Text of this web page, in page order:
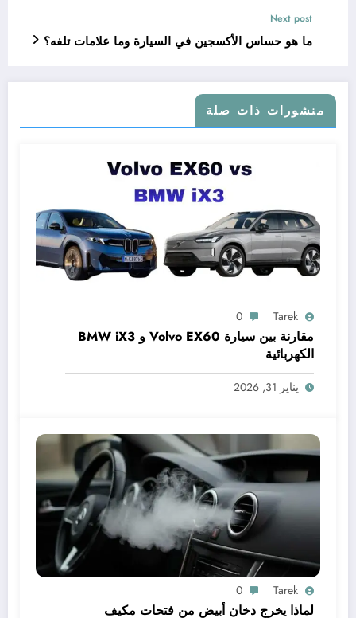
Next post
ما هو حساس الأكسجين في السيارة وما علامات تلفه؟
منشورات ذات صلة
Tarek
0
مقارنة بين سيارة Volvo EX60 و BMW iX3
الكهربائية
يناير 31, 2026
Tarek
0
لماذا يخرج دخان أبيض من فتحات مكيف